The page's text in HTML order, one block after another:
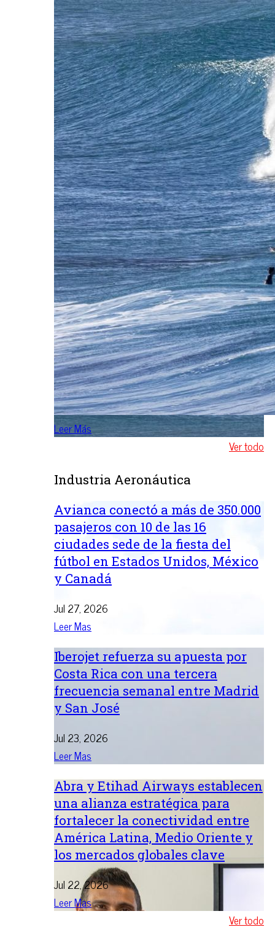
Leer Más
Ver todo
Industria Aeronáutica
Avianca conectó a más de 350.000
pasajeros con 10 de las 16
ciudades sede de la fiesta del
fútbol en Estados Unidos, México
y Canadá
Jul 27, 2026
Leer Mas
Iberojet refuerza su apuesta por
Costa Rica con una tercera
frecuencia semanal entre Madrid
y San José
Jul 23, 2026
Leer Mas
Abra y Etihad Airways establecen
una alianza estratégica para
fortalecer la conectividad entre
América Latina, Medio Oriente y
los mercados globales clave
Jul 22, 2026
Leer Mas
Ver todo